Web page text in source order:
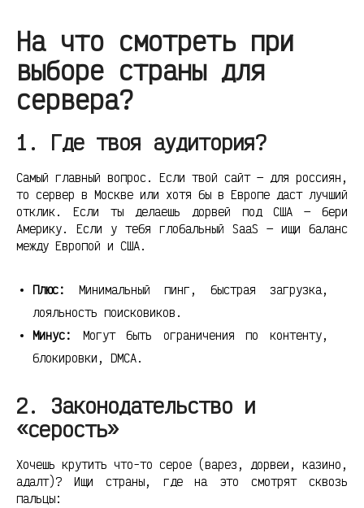
На что смотреть при
выборе страны для
сервера?
1. Где твоя аудитория?
Самый главный вопрос. Если твой сайт — для россиян,
то сервер в Москве или хотя бы в Европе даст лучший
отклик. Если ты делаешь дорвей под США — бери
Америку. Если у тебя глобальный SaaS — ищи баланс
между Европой и США.
Плюс:
Минимальный пинг, быстрая загрузка,
лояльность поисковиков.
Минус:
Могут быть ограничения по контенту,
блокировки, DMCA.
2. Законодательство и
«серость»
Хочешь крутить что-то серое (варез, дорвеи, казино,
адалт)? Ищи страны, где на это смотрят сквозь
пальцы: